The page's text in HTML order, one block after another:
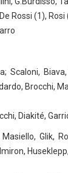
Rossi (1), Rosi
Scaloni,
Brocchi,
Diakité,
Masiello, Glik,